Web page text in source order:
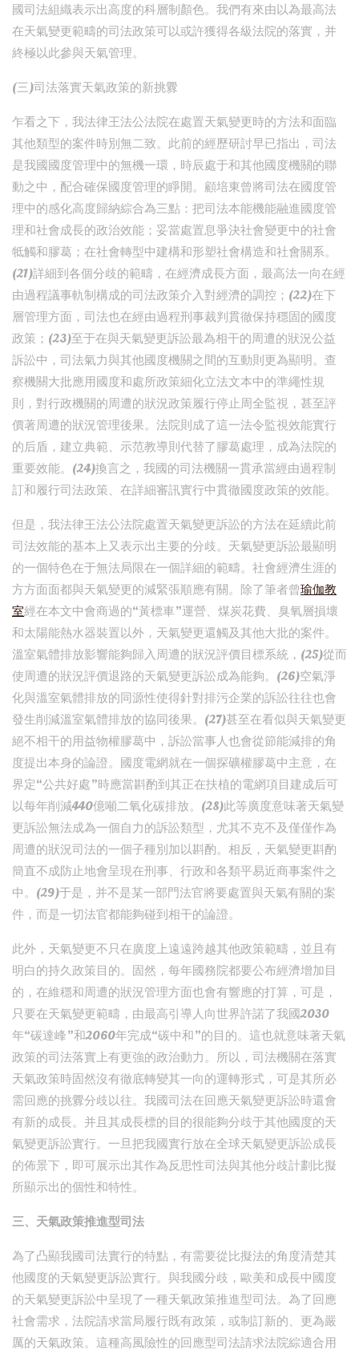
國司法組織表示出高度的科層制顏色。我們有來由以為最高法
在天氣變更範疇的司法政策可以或許獲得各級法院的落實，并
終極以此參與天氣管理。
(三)司法落實天氣政策的新挑釁
乍看之下，我法律王法公法院在處置天氣變更時的方法和面臨
其他類型的案件時別無二致。此前的經歷研討早已指出，司法
是我國國度管理中的無機一環，時辰處于和其他國度機關的聯
動之中，配合確保國度管理的睜開。顧培東曾將司法在國度管
理中的感化高度歸納綜合為三點：把司法本能機能融進國度管
理和社會成長的政治效能；妥當處置息爭決社會變更中的社會
牴觸和膠葛；在社會轉型中建構和形塑社會構造和社會關系。
(21)詳細到各個分歧的範疇，在經濟成長方面，最高法一向在經
由過程議事軌制構成的司法政策介入對經濟的調控；(22)在下
層管理方面，司法也在經由過程刑事裁判貫徹保持穩固的國度
政策；(23)至于在與天氣變更訴訟最為相干的周遭的狀況公益
訴訟中，司法氣力與其他國度機關之間的互動則更為顯明。查
察機關大批應用國度和處所政策細化立法文本中的準繩性規
則，對行政機關的周遭的狀況政策履行停止周全監視，甚至評
價著周遭的狀況管理後果。法院則成了這一法令監視效能實行
的后盾，建立典範、示范教導則代替了膠葛處理，成為法院的
重要效能。(24)換言之，我國的司法機關一貫承當經由過程制
訂和履行司法政策、在詳細審訊實行中貫徹國度政策的效能。
但是，我法律王法公法院處置天氣變更訴訟的方法在延續此前
司法效能的基本上又表示出主要的分歧。天氣變更訴訟最顯明
的一個特色在于無法局限在一個詳細的範疇。社會經濟生涯的
方方面面都與天氣變更的減緊張順應有關。除了筆者曾瑜伽教
室經在本文中會商過的“黃標車”運營、煤炭花費、臭氧層損壞
和太陽能熱水器裝置以外，天氣變更還觸及其他大批的案件。
溫室氣體排放影響能夠歸入周遭的狀況評價目標系統，(25)從而
使周遭的狀況評價退路的天氣變更訴訟成為能夠。(26)空氣淨
化與溫室氣體排放的同源性使得針對排污企業的訴訟往往也會
發生削減溫室氣體排放的協同後果。(27)甚至在看似與天氣變更
絕不相干的用益物權膠葛中，訴訟當事人也會從節能減排的角
度提出本身的論證。國度電網就在一個探礦權膠葛中主意，在
界定“公共好處”時應當斟酌到其正在扶植的電網項目建成后可
以每年削減440億噸二氧化碳排放。(28)此等廣度意味著天氣變
更訴訟無法成為一個自力的訴訟類型，尤其不克不及僅僅作為
周遭的狀況司法的一個子種別加以斟酌。相反，天氣變更斟酌
簡直不成防止地會呈現在刑事、行政和各類平易近商事案件之
中。(29)于是，并不是某一部門法官將要處置與天氣有關的案
件，而是一切法官都能夠碰到相干的論證。
此外，天氣變更不只在廣度上遠遠跨越其他政策範疇，並且有
明白的持久政策目的。固然，每年國務院都要公布經濟增加目
的，在維穩和周遭的狀況管理方面也會有響應的打算，可是，
只要在天氣變更範疇，由最高引導人向世界許諾了我國2030
年“碳達峰”和2060年完成“碳中和”的目的。這也就意味著天氣
政策的司法落實上有更強的政治動力。所以，司法機關在落實
天氣政策時固然沒有徹底轉變其一向的運轉形式，可是其所必
需回應的挑釁分歧以往。我國司法在回應天氣變更訴訟時還會
有新的成長。并且其成長標的目的很能夠分歧于其他國度的天
氣變更訴訟實行。一旦把我國實行放在全球天氣變更訴訟成長
的佈景下，即可展示出其作為反思性司法與其他分歧計劃比擬
所顯示出的個性和特性。
三、天氣政策推進型司法
為了凸顯我國司法實行的特點，有需要從比擬法的角度清楚其
他國度的天氣變更訴訟實行。與我國分歧，歐美和成長中國度
的天氣變更訴訟中呈現了一種天氣政策推進型司法。為了回應
社會需求，法院請求當局履行既有政策，或制訂新的、更為嚴
厲的天氣政策。這種高風險性的回應型司法請求法院綜適合用